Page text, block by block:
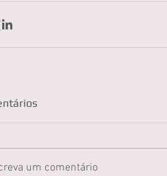
um comentário